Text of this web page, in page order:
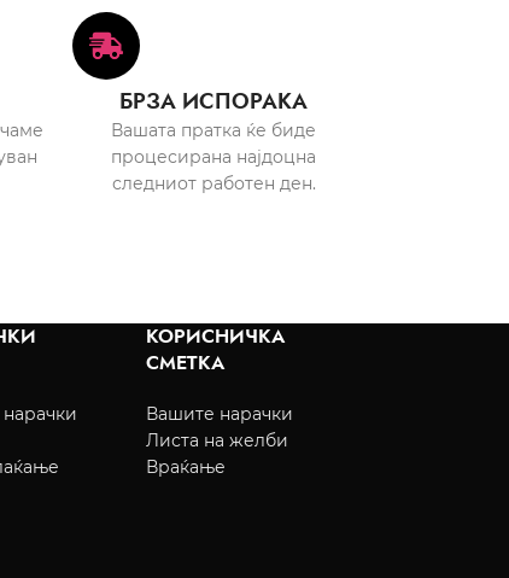
БРЗА ИСПОРАКА
Вашата пратка ќе биде
процесирана најдоцна
следниот работен ден.
КОРИСНИЧКА
СМЕТКА
Вашите нарачки
Листа на желби
Враќање